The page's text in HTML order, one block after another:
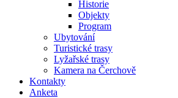
Historie
Objekty
Program
Ubytování
Turistické trasy
Lyžařské trasy
Kamera na Čerchově
Kontakty
Anketa